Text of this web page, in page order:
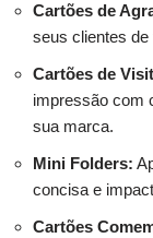
Cartões de
seus clientes
Cartões de
impressão com
sua marca.
Mini Folders:
concisa e
Cartões